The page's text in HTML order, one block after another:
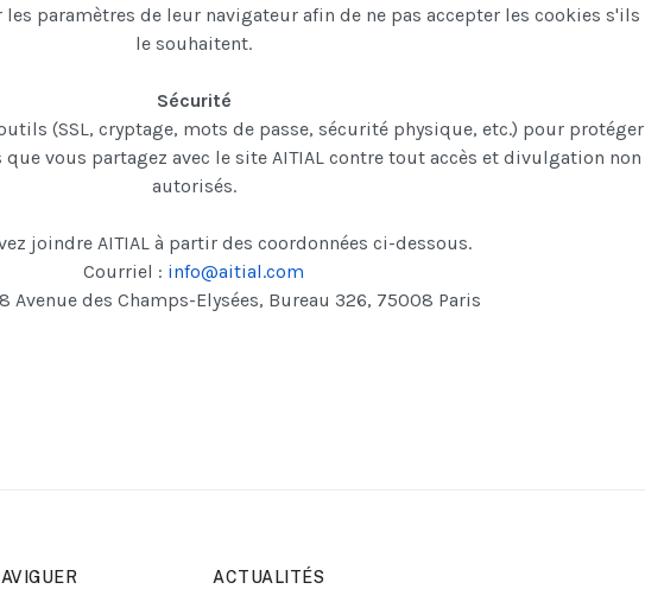
paramètres de leur navigateur afin de ne pas accepter les cookies s'ils
le souhaitent.
Sécurité
(SSL, cryptage, mots de passe, sécurité physique, etc.) pour protéger
vous partagez avec le site AITIAL contre tout accès et divulgation non
autorisés.
joindre AITIAL à partir des coordonnées ci-dessous.
Courriel : info@aitial.com
Avenue des Champs-Elysées, Bureau 326, 75008 Paris
ACTUALITÉS